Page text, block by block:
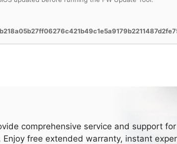
comprehensive service and support
Enjoy free extended warranty, instant